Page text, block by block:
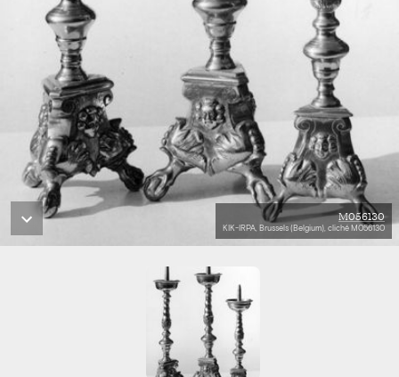
M056130
KIK-IRPA, Brussels (Belgium), cliché M056130